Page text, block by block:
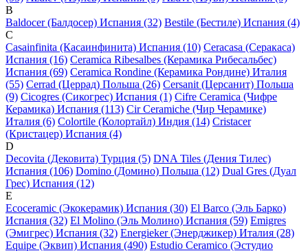
B
Baldocer (Балдосер) Испания (32) Bestile (Бестиле) Испания (4)
C
Casainfinita (Касаинфинита) Испания (10) Ceracasa (Серакаса)
Испания (16) Ceramica Ribesalbes (Керамика Рибесальбес)
Испания (69) Ceramica Rondine (Керамика Рондине) Италия
(55) Cerrad (Церрад) Польша (26) Cersanit (Церсанит) Польша
(9) Cicogres (Сикогрес) Испания (1) Cifre Ceramica (Чифре
Керамика) Испания (113) Cir Ceramiche (Чир Черамике)
Италия (6) Colortile (Колортайл) Индия (14) Cristacer
(Кристацер) Испания (4)
D
Decovita (Дековита) Турция (5) DNA Tiles (Дения Тилес)
Испания (106) Domino (Домино) Польша (12) Dual Gres (Дуал
Грес) Испания (12)
E
Ecoceramic (Экокерамик) Испания (30) El Barco (Эль Барко)
Испания (32) El Molino (Эль Молино) Испания (59) Emigres
(Эмигрес) Испания (32) Energieker (Энерджикер) Италия (28)
Equipe (Эквип) Испания (490) Estudio Ceramico (Эстудио